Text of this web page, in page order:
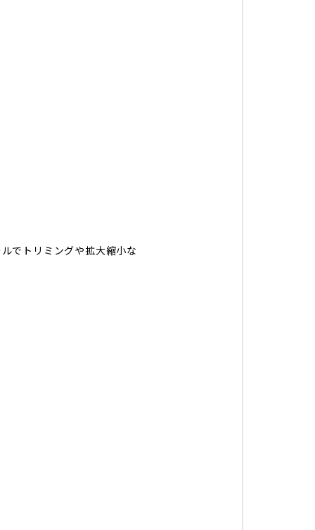
でトリミングや拡大縮小な